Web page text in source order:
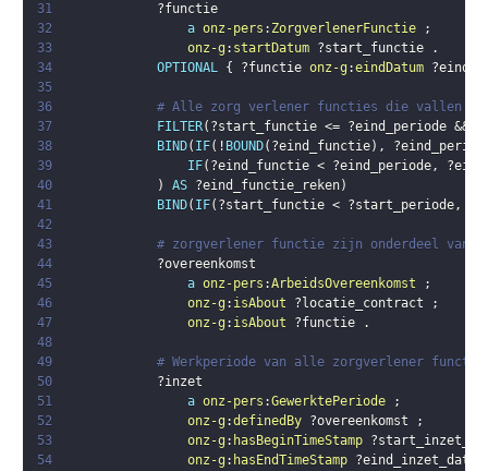
31
?functie
32
a onz-pers : ZorgverlenerFunctie
;
33
onz-g : startDatum ?start_functie
.
34
OPTIONAL { ?functie onz-g :eindDatum
35
36
# Alle zorg verlener functies die vallen
37
FILTER( ?start_functie <= ?eind_periode &&
38
BIND( IF( ! BOUND( ?eind_functie) ,
39
IF( ?eind_functie < ?eind_periode,
40
) AS ?eind_functie_reken)
41
BIND( IF( ?start_functie < ?start_periode,
42
43
# zorgverlener functie zijn onderdeel van
44
?overeenkomst
45
a onz-pers :ArbeidsOvereenkomst
;
46
onz-g : isAbout ?locatie_contract
;
47
onz-g : isAbout ?functie
.
48
49
# Werkperiode van alle zorgverlener
50
?inzet
51
a onz-pers :GewerktePeriode
;
52
onz-g :definedBy ?overeenkomst
;
53
onz-g : hasBeginTimeStamp
54
onz-g : hasEndTimeStamp